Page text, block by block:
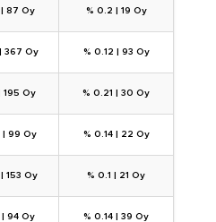
87 Oy % 0.2 19 Oy
367 Oy % 0.12 93 Oy
195 Oy % 0.21 30 Oy
99 Oy % 0.14 22 Oy
153 Oy % 0.1 21 Oy
94 Oy % 0.14 39 Oy